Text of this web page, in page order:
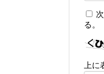
る。
上